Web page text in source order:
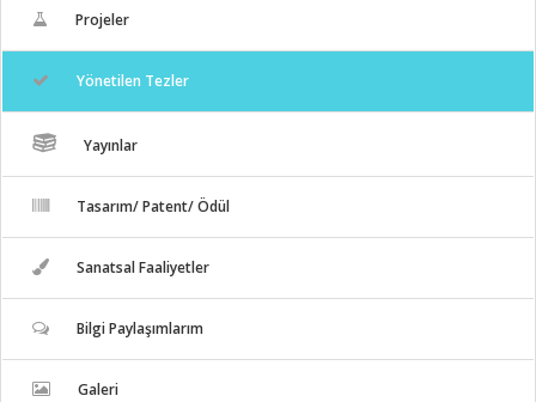
Projeler
Yönetilen Tezler
Yayınlar
Tasarım/ Patent/ Ödül
Sanatsal Faaliyetler
Bilgi Paylaşımlarım
Galeri